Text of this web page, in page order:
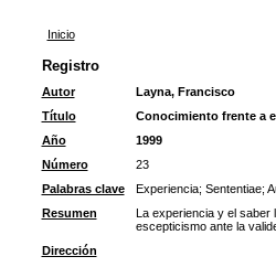
Inicio
Registro
Autor
Layna, Francisco
Título
Conocimiento frente a
Año
1999
Número
23
Palabras clave
Experiencia; Sententiae;
Resumen
La experiencia y el saber
escepticismo ante la
Dirección